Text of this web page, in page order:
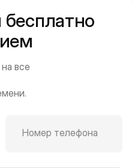
бесплатно
все
Номер телефона